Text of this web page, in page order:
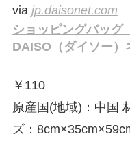
via jp.daisonet.com
ショッピングバッグ
DAISO（ダイソー）
￥ 110
原産国(地域)：中国
ズ：